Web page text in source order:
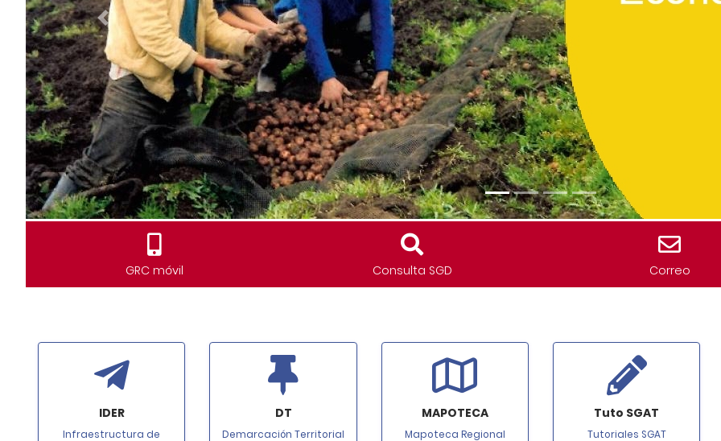
Previous
GRC móvil Consulta SGD Correo
IDER
Infraestructura de
DT
Demarcación Territorial
MAPOTECA
Mapoteca Regional
Tuto SGAT
Tutoriales SGAT